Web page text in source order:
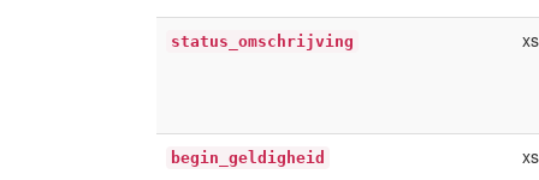
status_omschrijving
begin_geldigheid